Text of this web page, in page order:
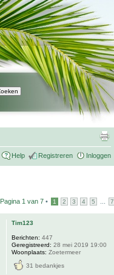
Help Registreren Inloggen
Pagina 1 van 7 • 1 2 3 4 5 7
Tim123
Berichten: 447
Geregistreerd: 28 mei 2019 19:00
Woonplaats: Zoetermeer
31 bedankjes